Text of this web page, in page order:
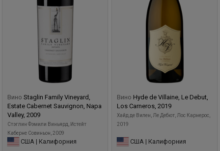
Вино Staglin Family Vineyard,
Estate Cabernet Sauvignon, Napa
Valley, 2009
Стэглин Фэмили Виньярд, Истейт
Каберне Совиньон, 2009
США | Калифорния
Вино Hyde de Villaine, Le Debut,
Los Carneros, 2019
Хайд де Вилен, Ле Дебют, Лос Карнерос,
2019
США | Калифорния